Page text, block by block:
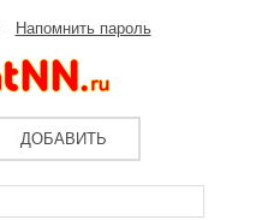
Напомнить пароль
ДОБАВИТЬ